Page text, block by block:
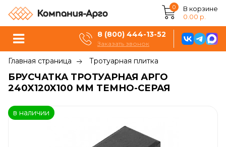
0
В корзине
0.00 р.
8 (800) 444-13-52
Заказать звонок
Главная страница Тротуарная плитка
БРУСЧАТКА ТРОТУАРНАЯ АРГО
240X120X100 ММ ТЕМНО-СЕРАЯ
в наличии